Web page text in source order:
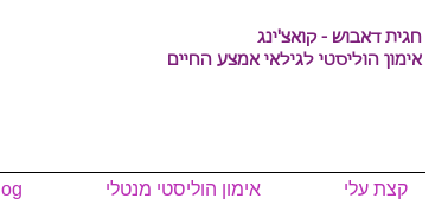
חגית דאבוש - קואצ'ינג
אימון הוליסטי לגילאי אמצע החיים
קצת עלי אימון הוליסטי מנטלי